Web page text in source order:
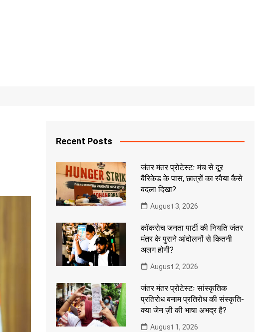
Recent Posts
जंतर मंतर प्रोटेस्टः मंच से दूर
बैरिकेड के पास, छात्रों का रवैया कैसे
बदला दिखा?
August 3, 2026
कॉकरोच जनता पार्टी की नियति जंतर
मंतर के पुराने आंदोलनों से कितनी
अलग होगी?
August 2, 2026
जंतर मंतर प्रोटेस्टः सांस्कृतिक
प्रतिरोध बनाम प्रतिरोध की संस्कृति-
क्या जेन ज़ी की भाषा अभद्र है?
August 1, 2026